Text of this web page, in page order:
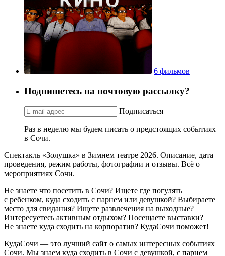
6 фильмов
Подпишетесь на почтовую рассылку?
Подписаться
Раз в неделю мы будем писать о предстоящих событиях
в Сочи.
Спектакль «Золушка» в Зимнем театре 2026. Описание, дата
проведения, режим работы, фотографии и отзывы. Всё о
мероприятиях Сочи.
Не знаете что посетить в Сочи? Ищете где погулять
с ребенком, куда сходить с парнем или девушкой? Выбираете
место для свидания? Ищете развлечения на выходные?
Интересуетесь активным отдыхом? Посещаете выставки?
Не знаете куда сходить на корпоратив? КудаСочи поможет!
КудаСочи — это лучший сайт о самых интересных событиях
Сочи. Мы знаем куда сходить в Сочи с девушкой, с парнем